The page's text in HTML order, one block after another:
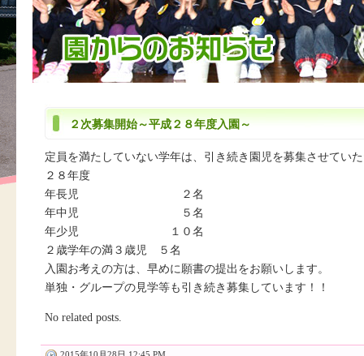
２次募集開始～平成２８年度入園～
定員を満たしていない学年は、引き続き園児を募集させてい
２８年度
年長児 ２名
年中児 ５名
年少児 １０名
２歳学年の満３歳児 ５名
入園お考えの方は、早めに願書の提出をお願いします。
単独・グループの見学等も引き続き募集しています！！
No related posts.